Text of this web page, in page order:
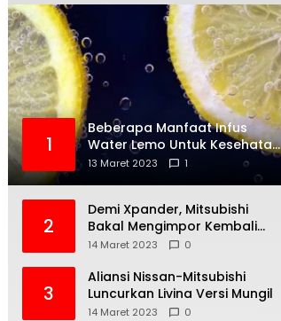
1
Beberapa Manfaat Infus
Water Lemo Untuk Kesehatan
Anda
13 Maret 2023 1
2
Demi Xpander, Mitsubishi
Bakal Mengimpor Kembali
Pajero Sport
14 Maret 2023 0
3
Aliansi Nissan-Mitsubishi
Luncurkan Livina Versi Mungil
14 Maret 2023 0